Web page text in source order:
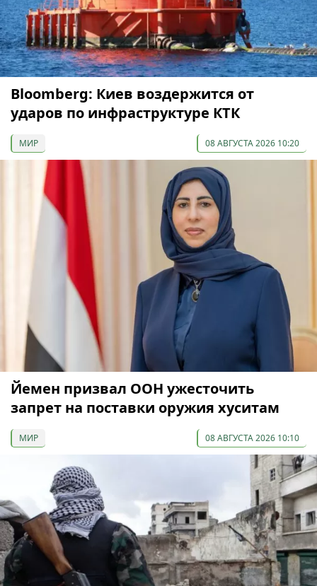
Bloomberg: Киев воздержится от
ударов по инфраструктуре КТК
МИР 08 АВГУСТА 2026 10:20
Йемен призвал ООН ужесточить
запрет на поставки оружия хуситам
МИР 08 АВГУСТА 2026 10:10